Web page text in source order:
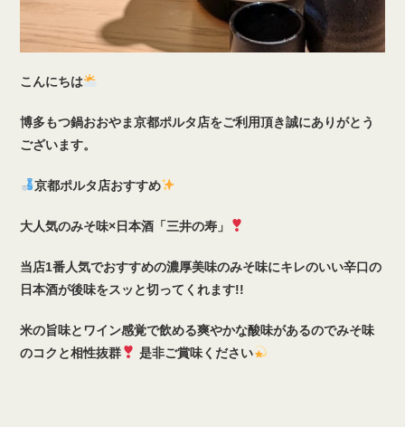
こんにちは
博多もつ鍋おおやま京都ポルタ店をご利用頂き誠にありがとう
ございます。
京都ポルタ店おすすめ
大人気のみそ味×日本酒「三井の寿」
当店1番人気でおすすめの濃厚美味のみそ味にキレのいい辛口の
日本酒が後味をスッと切ってくれます!!
米の旨味とワイン感覚で飲める爽やかな酸味があるのでみそ味
のコクと相性抜群
是非ご賞味ください